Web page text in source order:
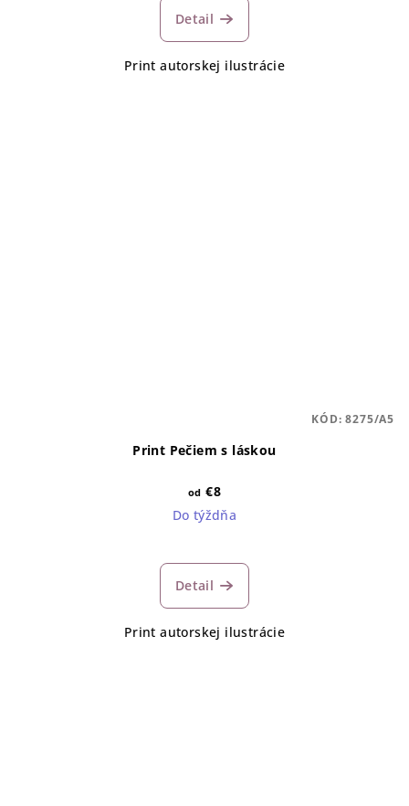
Detail
Print autorskej ilustrácie
Print Pečiem s láskou
od €8
Do týždňa
Detail
Print autorskej ilustrácie
KÓD:8275/A5